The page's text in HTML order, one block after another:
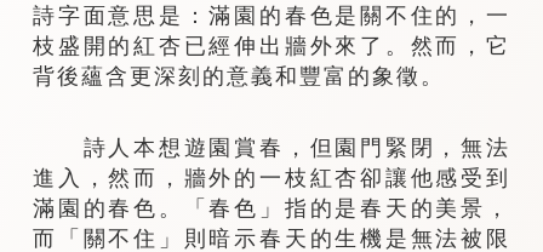
詩字面意思是：滿園的春色是關不住的，一
枝盛開的紅杏已經伸出牆外來了。然而，它
背後蘊含更深刻的意義和豐富的象徵。
詩人本想遊園賞春，但園門緊閉，無法
進入，然而，牆外的一枝紅杏卻讓他感受到
滿園的春色。「春色」指的是春天的美景，
而「關不住」則暗示春天的生機是無法被限